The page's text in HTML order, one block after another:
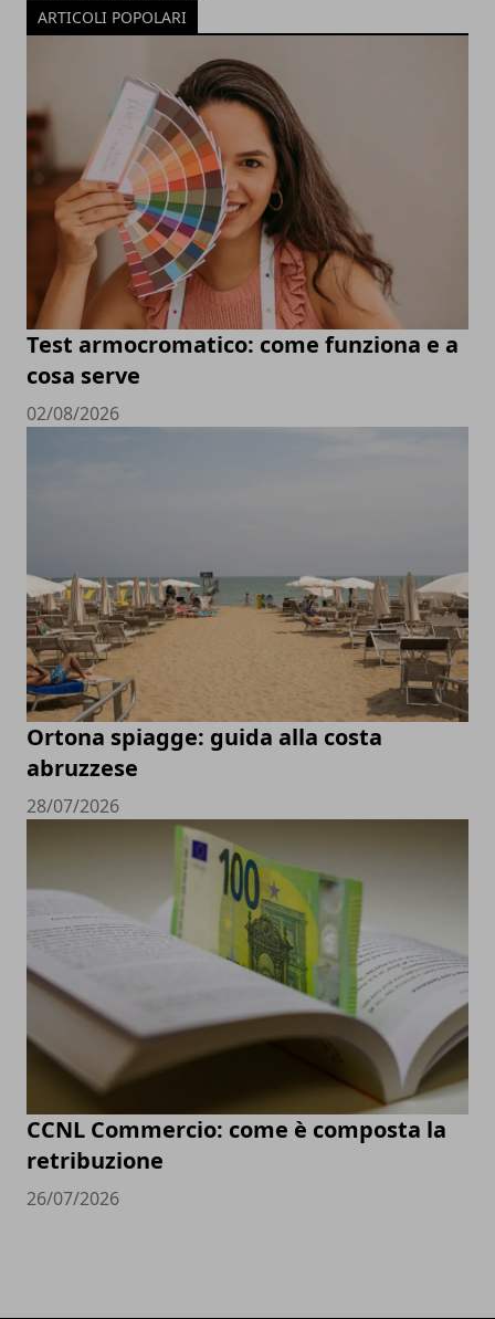
ARTICOLI POPOLARI
Test armocromatico: come funziona e a
cosa serve
02/08/2026
Ortona spiagge: guida alla costa
abruzzese
28/07/2026
CCNL Commercio: come è composta la
retribuzione
26/07/2026